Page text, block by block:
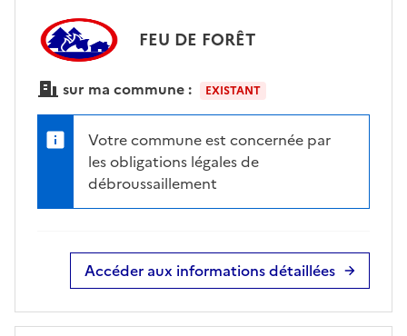
FEU DE FORÊT
sur ma commune : EXISTANT
Votre commune est concernée par
les obligations légales de
débroussaillement
Accéder aux informations détaillées